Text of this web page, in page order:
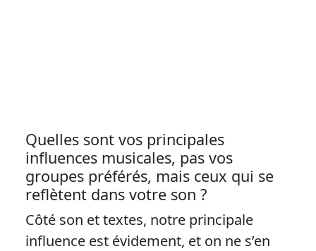
Quelles sont vos principales
influences musicales, pas vos
groupes préférés, mais ceux qui se
reflètent dans votre son ?
Côté son et textes, notre principale
influence est évidement, et on ne s’en